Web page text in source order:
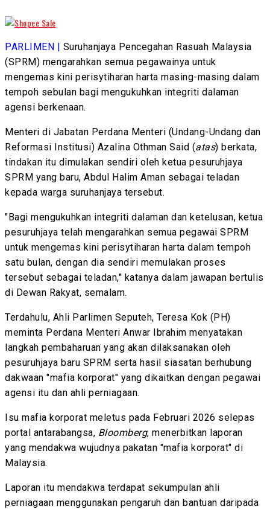
PARLIMEN | Suruhanjaya Pencegahan Rasuah Malaysia
(SPRM) mengarahkan semua pegawainya untuk
mengemas kini perisytiharan harta masing-masing dalam
tempoh sebulan bagi mengukuhkan integriti dalaman
agensi berkenaan.
Menteri di Jabatan Perdana Menteri (Undang-Undang dan
Reformasi Institusi) Azalina Othman Said (atas) berkata,
tindakan itu dimulakan sendiri oleh ketua pesuruhjaya
SPRM yang baru, Abdul Halim Aman sebagai teladan
kepada warga suruhanjaya tersebut.
"Bagi mengukuhkan integriti dalaman dan ketelusan, ketua
pesuruhjaya telah mengarahkan semua pegawai SPRM
untuk mengemas kini perisytiharan harta dalam tempoh
satu bulan, dengan dia sendiri memulakan proses
tersebut sebagai teladan," katanya dalam jawapan bertulis
di Dewan Rakyat, semalam.
Terdahulu, Ahli Parlimen Seputeh, Teresa Kok (PH)
meminta Perdana Menteri Anwar Ibrahim menyatakan
langkah pembaharuan yang akan dilaksanakan oleh
pesuruhjaya baru SPRM serta hasil siasatan berhubung
dakwaan "mafia korporat" yang dikaitkan dengan pegawai
agensi itu dan ahli perniagaan.
Isu mafia korporat meletus pada Februari 2026 selepas
portal antarabangsa, Bloomberg, menerbitkan laporan
yang mendakwa wujudnya pakatan "mafia korporat" di
Malaysia.
Laporan itu mendakwa terdapat sekumpulan ahli
perniagaan menggunakan pengaruh dan bantuan daripada